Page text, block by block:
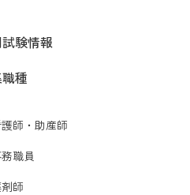
験情報
種
師・助産師
職員
師